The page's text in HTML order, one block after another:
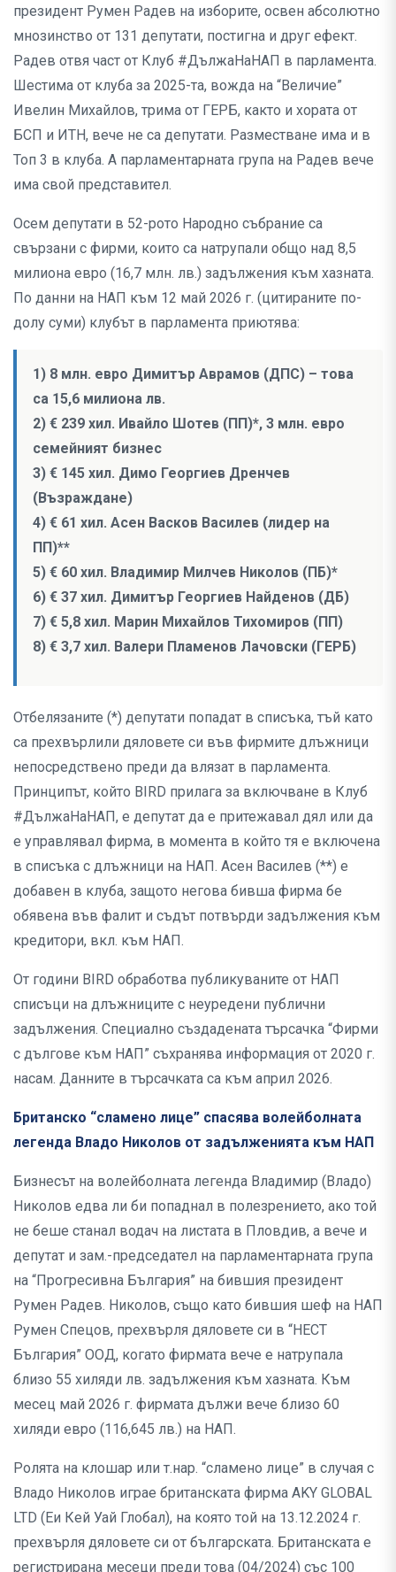
президент Румен Радев на изборите, освен абсолютно
мнозинство от 131 депутати, постигна и друг ефект.
Радев отвя част от Клуб #ДължаНаНАП в парламента.
Шестима от клуба за 2025-та, вожда на “Величие”
Ивелин Михайлов, трима от ГЕРБ, както и хората от
БСП и ИТН, вече не са депутати. Разместване има и в
Топ 3 в клуба. А парламентарната група на Радев вече
има свой представител.
Осем депутати в 52-рото Народно събрание са
свързани с фирми, които са натрупали общо над 8,5
милиона евро (16,7 млн. лв.) задължения към хазната.
По данни на НАП към 12 май 2026 г. (цитираните по-
долу суми) клубът в парламента приютява:
1) 8 млн. евро Димитър Аврамов (ДПС) – това
са 15,6 милиона лв.
2) € 239 хил. Ивайло Шотев (ПП)*, 3 млн. евро
семейният бизнес
3) € 145 хил. Димо Георгиев Дренчев
(Възраждане)
4) € 61 хил. Асен Васков Василев (лидер на
ПП)**
5) € 60 хил. Владимир Милчев Николов (ПБ)*
6) € 37 хил. Димитър Георгиев Найденов (ДБ)
7) € 5,8 хил. Марин Михайлов Тихомиров (ПП)
8) € 3,7 хил. Валери Пламенов Лачовски (ГЕРБ)
Отбелязаните (*) депутати попадат в списъка, тъй като
са прехвърлили дяловете си във фирмите длъжници
непосредствено преди да влязат в парламента.
Принципът, който BIRD прилага за включване в Клуб
#ДължаНаНАП, е депутат да е притежавал дял или да
е управлявал фирма, в момента в който тя е включена
в списъка с длъжници на НАП. Асен Василев (**) е
добавен в клуба, защото негова бивша фирма бе
обявена във фалит и съдът потвърди задължения към
кредитори, вкл. към НАП.
От години BIRD обработва публикуваните от НАП
списъци на длъжниците с неуредени публични
задължения. Специално създадената търсачка “Фирми
с дългове към НАП” съхранява информация от 2020 г.
насам. Данните в търсачката са към април 2026.
Британско “сламено лице” спасява волейболната
легенда Владо Николов от задълженията към НАП
Бизнесът на волейболната легенда Владимир (Владо)
Николов едва ли би попаднал в полезрението, ако той
не беше станал водач на листата в Пловдив, а вече и
депутат и зам.-председател на парламентарната група
на “Прогресивна България” на бившия президент
Румен Радев. Николов, също като бившия шеф на НАП
Румен Спецов, прехвърля дяловете си в “НЕСТ
България” ООД, когато фирмата вече е натрупала
близо 55 хиляди лв. задължения към хазната. Към
месец май 2026 г. фирмата дължи вече близо 60
хиляди евро (116,645 лв.) на НАП.
Ролята на клошар или т.нар. “сламено лице” в случая с
Владо Николов играе британската фирма AKY GLOBAL
LTD (Еи Кей Уай Глобал), на която той на 13.12.2024 г.
прехвърля дяловете си от българската. Британската е
регистрирана месеци преди това (04/2024) със 100